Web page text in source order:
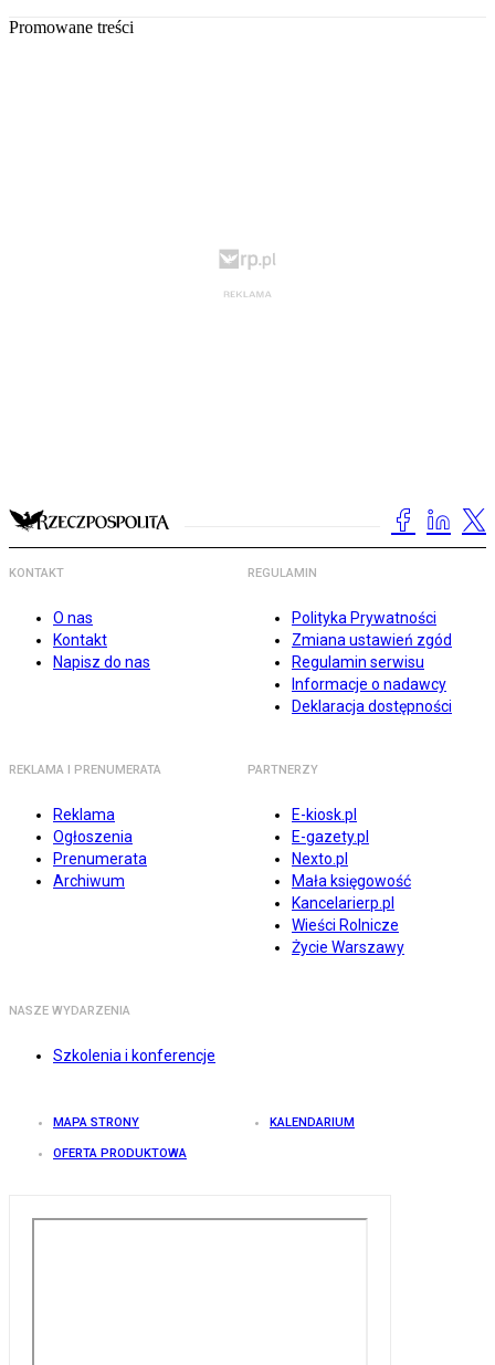
Promowane treści
KONTAKT
O nas
Kontakt
Napisz do nas
REGULAMIN
Polityka Prywatności
Zmiana ustawień zgód
Regulamin serwisu
Informacje o nadawcy
Deklaracja dostępności
REKLAMA I PRENUMERATA
Reklama
Ogłoszenia
Prenumerata
Archiwum
PARTNERZY
E-kiosk.pl
E-gazety.pl
Nexto.pl
Mała księgowość
Kancelarierp.pl
Wieści Rolnicze
Życie Warszawy
NASZE WYDARZENIA
Szkolenia i konferencje
MAPA STRONY KALENDARIUM
OFERTA PRODUKTOWA